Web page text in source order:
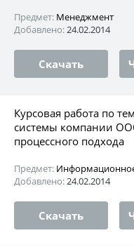
Предмет: Менеджмент
Добавлено:24.02.2014
Скачать
Курсовая работа по
системы компании
процессного подхода
Предмет:
Добавлено:24.02.2014
Скачать